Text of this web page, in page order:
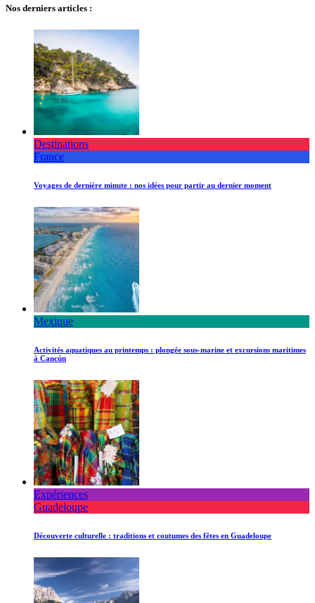
Nos derniers articles :
Destinations
France
Voyages de dernière minute : nos idées pour partir au dernier moment
Mexique
Activités aquatiques au printemps : plongée sous-marine et excursions maritimes
à Cancún
Expériences
Guadeloupe
Découverte culturelle : traditions et coutumes des fêtes en Guadeloupe